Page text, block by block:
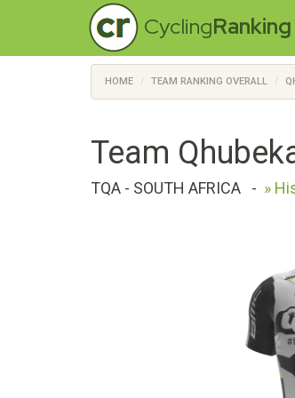
CyclingRanking
HOME TEAM RANKING OVERALL
Team
TQA - SOUTH AFRICA - »